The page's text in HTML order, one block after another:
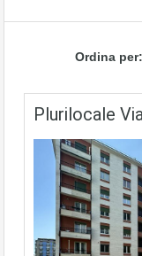
Ordina per:
Plurilocale